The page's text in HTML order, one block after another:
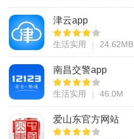
津云app
生活实用 24.62MB
南昌交警app
生活实用 46.0M
爱山东官方网站